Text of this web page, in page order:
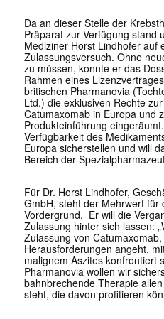
Da an dieser Stelle der
Präparat zur Verfügung stand
Mediziner Horst Lindhofer auf
Zulassungsversuch. Ohne
zu müssen, konnte er das
Rahmen eines
britischen Pharmanovia
Ltd.) die exklusiven Rechte
Catumaxomab in Europa und
Produkteinführung
Verfügbarkeit des
Europa sicherstellen und will
Bereich der
Für Dr. Horst Lindhofer,
GmbH, steht der Mehrwert für
Vordergrund. Er will die
Zulassung hinter sich lassen:
Zulassung von
Herausforderungen angeht,
malignem Aszites konfrontiert
Pharmanovia wollen wir
bahnbrechende Therapie
steht, die davon profitieren